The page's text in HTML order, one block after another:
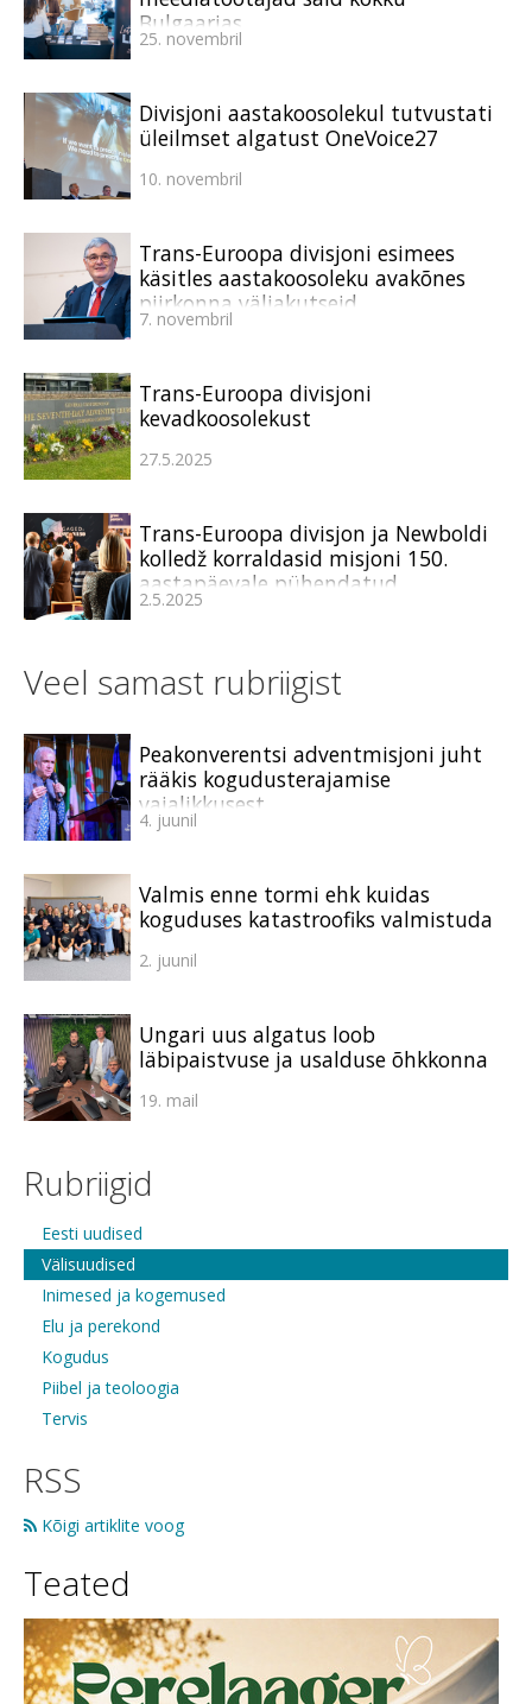
Bulgaarias
25. novembril
Divisjoni aastakoosolekul tutvustati
üleilmset algatust OneVoice27
10. novembril
Trans-Euroopa divisjoni esimees
käsitles aastakoosoleku avakõnes
piirkonna väljakutseid
7. novembril
Trans-Euroopa divisjoni
kevadkoosolekust
27.5.2025
Trans-Euroopa divisjon ja Newboldi
kolledž korraldasid misjoni 150.
aastapäevale pühendatud
konverentsi
2.5.2025
Veel samast rubriigist
Peakonverentsi adventmisjoni juht
rääkis kogudusterajamise
vajalikkusest
4. juunil
Valmis enne tormi ehk kuidas
koguduses katastroofiks valmistuda
2. juunil
Ungari uus algatus loob
läbipaistvuse ja usalduse õhkkonna
19. mail
Rubriigid
Eesti uudised
Välisuudised
Inimesed ja kogemused
Elu ja perekond
Kogudus
Piibel ja teoloogia
Tervis
RSS
Kõigi artiklite voog
Teated